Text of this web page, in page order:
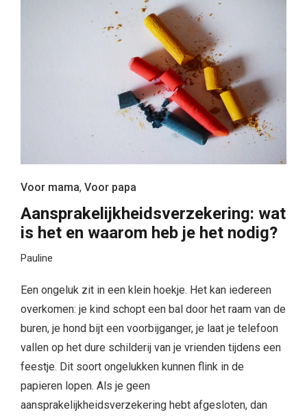
Voor mama, Voor papa
Aansprakelijkheidsverzekering: wat
is het en waarom heb je het nodig?
Pauline
Een ongeluk zit in een klein hoekje. Het kan iedereen
overkomen: je kind schopt een bal door het raam van de
buren, je hond bijt een voorbijganger, je laat je telefoon
vallen op het dure schilderij van je vrienden tijdens een
feestje. Dit soort ongelukken kunnen flink in de
papieren lopen. Als je geen
aansprakelijkheidsverzekering hebt afgesloten, dan